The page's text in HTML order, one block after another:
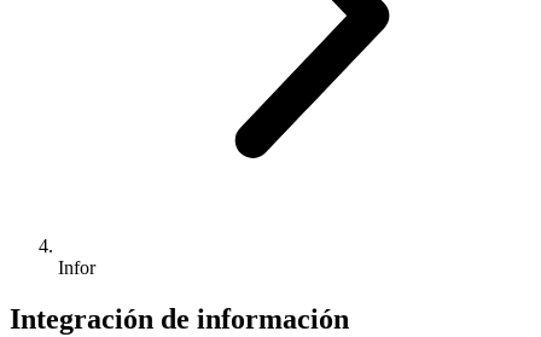
Infor
Integración de información